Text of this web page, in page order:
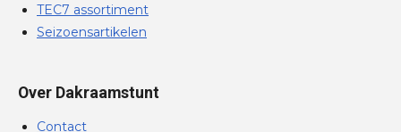
TEC7 assortiment
Seizoensartikelen
Over Dakraamstunt
Contact